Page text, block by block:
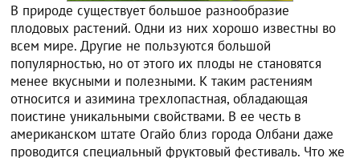
В природе существует большое разнообразие
плодовых растений. Одни из них хорошо известны во
всем мире. Другие не пользуются большой
популярностью, но от этого их плоды не становятся
менее вкусными и полезными. К таким растениям
относится и азимина трехлопастная, обладающая
поистине уникальными свойствами. В ее честь в
американском штате Огайо близ города Олбани даже
проводится специальный фруктовый фестиваль. Что же